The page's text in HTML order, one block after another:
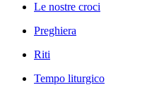
Le nostre croci
Preghiera
Riti
Tempo liturgico